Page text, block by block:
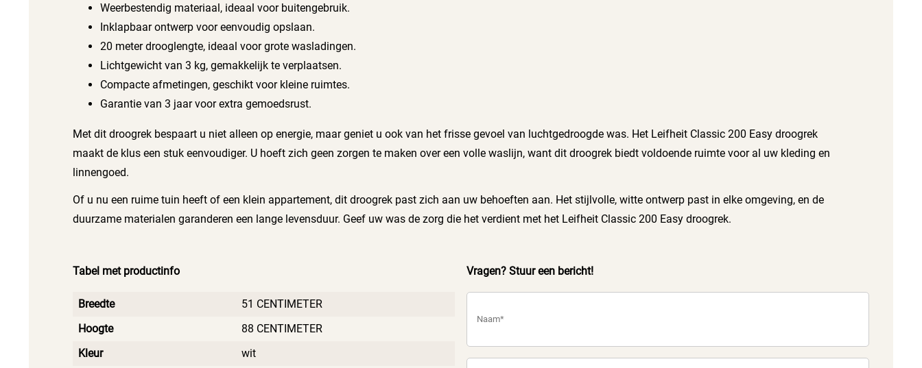
Weerbestendig materiaal, ideaal voor buitengebruik.
Inklapbaar ontwerp voor eenvoudig opslaan.
20 meter drooglengte, ideaal voor grote wasladingen.
Lichtgewicht van 3 kg, gemakkelijk te verplaatsen.
Compacte afmetingen, geschikt voor kleine ruimtes.
Garantie van 3 jaar voor extra gemoedsrust.
Met dit droogrek bespaart u niet alleen op energie, maar geniet u ook van het frisse gevoel van luchtgedroogde was. Het Leifheit Classic 200 Easy droogrek
maakt de klus een stuk eenvoudiger. U hoeft zich geen zorgen te maken over een volle waslijn, want dit droogrek biedt voldoende ruimte voor al uw kleding en
linnengoed.
Of u nu een ruime tuin heeft of een klein appartement, dit droogrek past zich aan uw behoeften aan. Het stijlvolle, witte ontwerp past in elke omgeving, en de
duurzame materialen garanderen een lange levensduur. Geef uw was de zorg die het verdient met het Leifheit Classic 200 Easy droogrek.
Tabel met productinfo
Breedte
51 CENTIMETER
Hoogte
88 CENTIMETER
Kleur
wit
Vragen? Stuur een bericht!